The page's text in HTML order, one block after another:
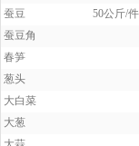
葱头
大白菜
大葱
大蒜